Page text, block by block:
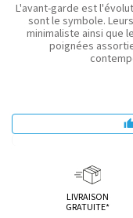
L'avant-garde est
sont le symbole. Leurs
minimaliste ainsi que
poignées
LIVRAISON
GRATUITE*